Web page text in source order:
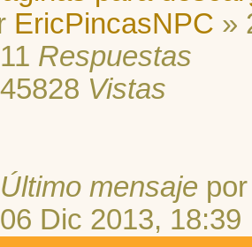
EricPincasNPC »
11 Respuestas
45828 Vistas
Último mensaje
06 Dic 2013, 18:39